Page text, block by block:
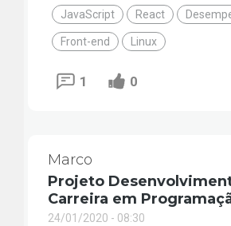
JavaScript React
Front-end Linux
1 0
Marco
Projeto
Carreira em
24/01/2020 - 08:30